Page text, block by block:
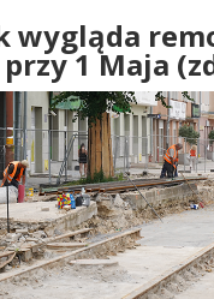
wygląda
1 Maja